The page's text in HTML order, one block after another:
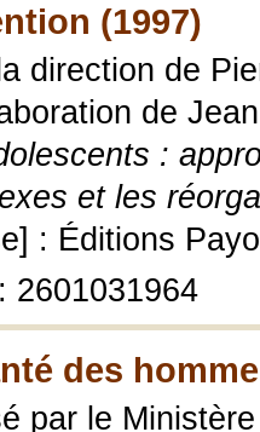
(1997)
direction de
de
:
et les
: Éditions
2601031964
des
par le